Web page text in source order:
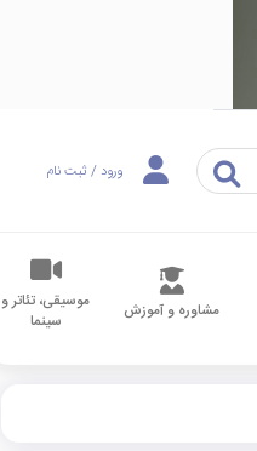
ورود / ثبت نام
مشاوره و آموزش
موسیقی، تئاتر و
سینما